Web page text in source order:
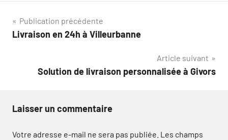
Navigation
de
Publication précédente
Livraison en 24h à Villeurbanne
Article suivant
Solution de livraison personnalisée à Givors
Laisser un commentaire
Votre adresse e-mail ne sera pas publiée. Les champs